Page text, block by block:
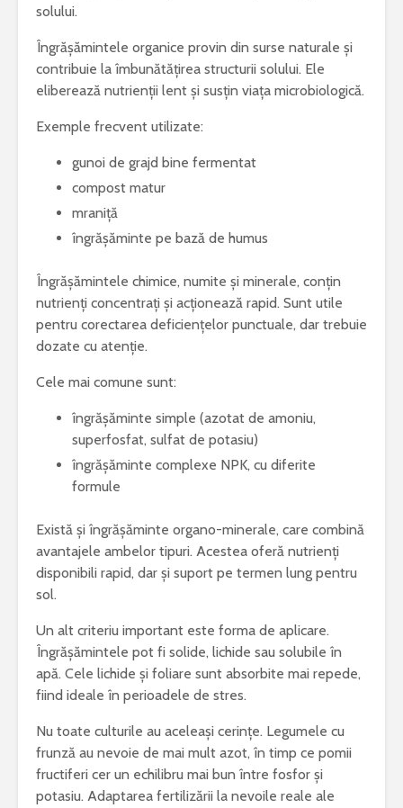
solului.
Îngrășămintele organice provin din surse naturale și
contribuie la îmbunătățirea structurii solului. Ele
eliberează nutrienții lent și susțin viața microbiologică.
Exemple frecvent utilizate:
gunoi de grajd bine fermentat
compost matur
mraniță
îngrășăminte pe bază de humus
Îngrășămintele chimice, numite și minerale, conțin
nutrienți concentrați și acționează rapid. Sunt utile
pentru corectarea deficiențelor punctuale, dar trebuie
dozate cu atenție.
Cele mai comune sunt:
îngrășăminte simple (azotat de amoniu,
superfosfat, sulfat de potasiu)
îngrășăminte complexe NPK, cu diferite
formule
Există și îngrășăminte organo-minerale, care combină
avantajele ambelor tipuri. Acestea oferă nutrienți
disponibili rapid, dar și suport pe termen lung pentru
sol.
Un alt criteriu important este forma de aplicare.
Îngrășămintele pot fi solide, lichide sau solubile în
apă. Cele lichide și foliare sunt absorbite mai repede,
fiind ideale în perioadele de stres.
Nu toate culturile au aceleași cerințe. Legumele cu
frunză au nevoie de mai mult azot, în timp ce pomii
fructiferi cer un echilibru mai bun între fosfor și
potasiu. Adaptarea fertilizării la nevoile reale ale